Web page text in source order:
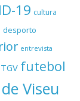
19 cultura
desporto
entrevista
futebol
Viseu